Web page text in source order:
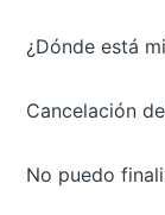
¿Dónde está
Cancelación
No puedo